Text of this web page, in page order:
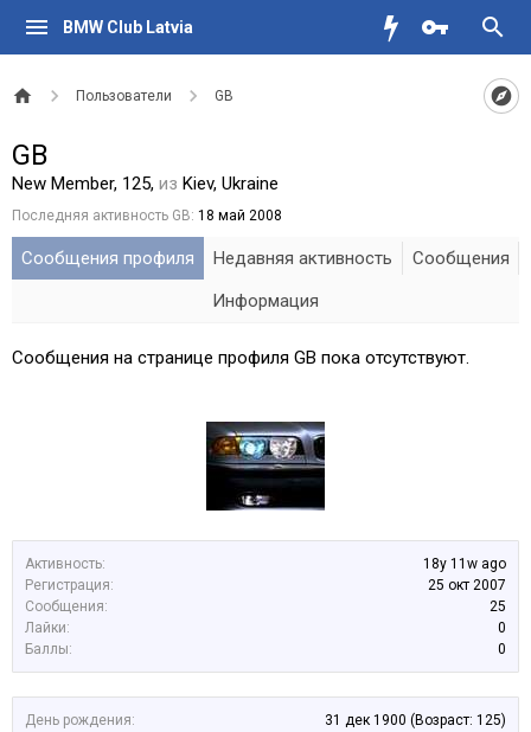
BMW Club Latvia
Пользователи GB
Активность:
18y 11w ago
Регистрация:
25 окт 2007
Сообщения:
25
Лайки:
0
Баллы:
0
День рождения: 31 дек 1900 (Возраст: 125)
GB
New Member, 125, из Kiev, Ukraine
Последняя активность GB: 18 май 2008
Сообщения профиля Недавняя активность
Сообщения
Информация
Сообщения на странице профиля GB пока отсутствуют.